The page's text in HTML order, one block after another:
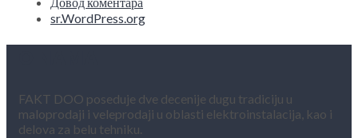
sr.WordPress.org
FAKT DOO poseduje dve decenije dugu tradiciju u
maloprodaji i veleprodaji u oblasti elektroinstalacija, kao i
delova za belu tehniku.